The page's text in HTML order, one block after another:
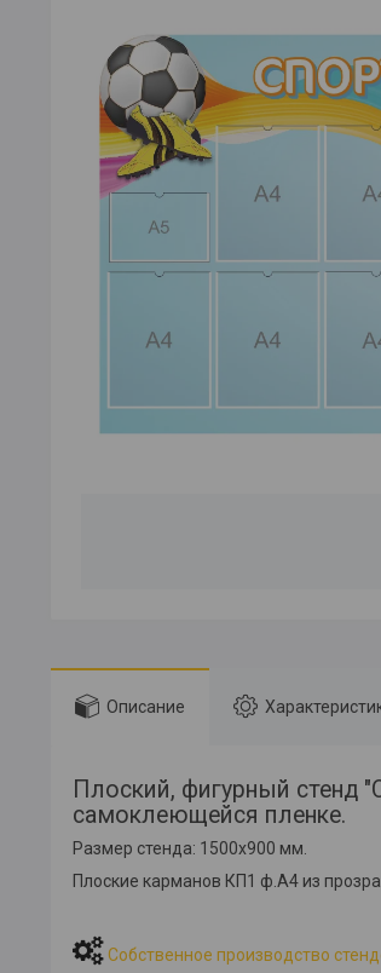
Описание
Плоский, фигурный стенд
самоклеющейся пленке.
Размер стенда: 1500х900 мм.
Плоские карманов КП1 ф.А4 из
Собственное производство